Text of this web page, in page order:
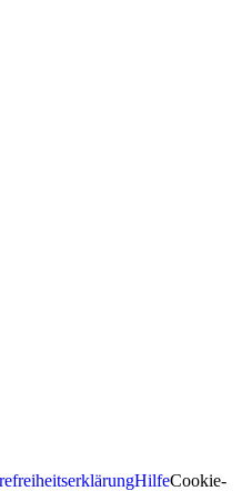
HilfeCookie-